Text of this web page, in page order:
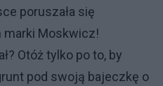
poruszała się
Moskwicz!
Otóż tylko po to, by
pod swoją bajeczkę o